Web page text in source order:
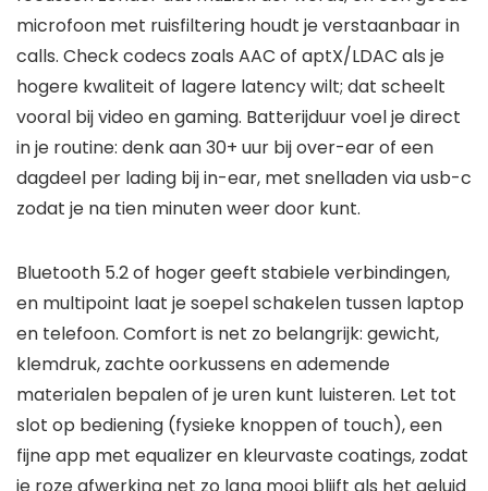
microfoon met ruisfiltering houdt je verstaanbaar in
calls. Check codecs zoals AAC of aptX/LDAC als je
hogere kwaliteit of lagere latency wilt; dat scheelt
vooral bij video en gaming. Batterijduur voel je direct
in je routine: denk aan 30+ uur bij over-ear of een
dagdeel per lading bij in-ear, met snelladen via usb-c
zodat je na tien minuten weer door kunt.
Bluetooth 5.2 of hoger geeft stabiele verbindingen,
en multipoint laat je soepel schakelen tussen laptop
en telefoon. Comfort is net zo belangrijk: gewicht,
klemdruk, zachte oorkussens en ademende
materialen bepalen of je uren kunt luisteren. Let tot
slot op bediening (fysieke knoppen of touch), een
fijne app met equalizer en kleurvaste coatings, zodat